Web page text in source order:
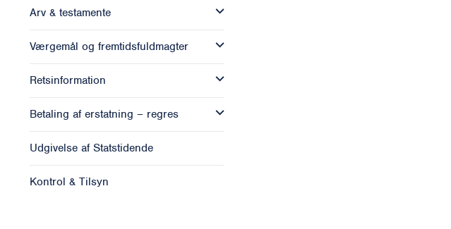
Arv & testamente
Værgemål og fremtidsfuldmagter
Retsinformation
Betaling af erstatning – regres
Udgivelse af Statstidende
Kontrol & Tilsyn